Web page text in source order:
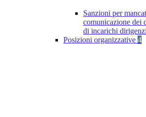
Sanzioni per
comunicazione dei
di incarichi
Posizioni organizzative 4